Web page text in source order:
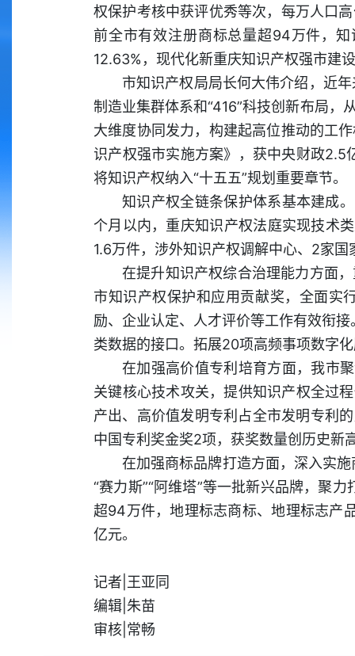
权保护考核中获评优秀等次，每万人口
前全市有效注册商标总量超94万件，
12.63%，现代化新重庆知识产权强市建
市知识产权局局长何大伟介绍，近
制造业集群体系和“416”科技创新布局，
大维度协同发力，构建起高位推动的工
识产权强市实施方案》，获中央财政2.5
将知识产权纳入“十五五”规划重要章节。
知识产权全链条保护体系基本建成
个月以内，重庆知识产权法庭实现技术
1.6万件，涉外知识产权调解中心、2家
在提升知识产权综合治理能力方面
市知识产权保护和应用贡献奖，全面实
励、企业认定、人才评价等工作有效衔
类数据的接口。拓展20项高频事项数字
在加强高价值专利培育方面，我市
关键核心技术攻关，提供知识产权全过
产出、高价值发明专利占全市发明专利
中国专利奖金奖2项，获奖数量创历史新
在加强商标品牌打造方面，深入实施
“赛力斯”“阿维塔”等一批新兴品牌，聚
超94万件，地理标志商标、地理标志产
亿元。
记者|王亚同
编辑|朱苗
审核|常畅